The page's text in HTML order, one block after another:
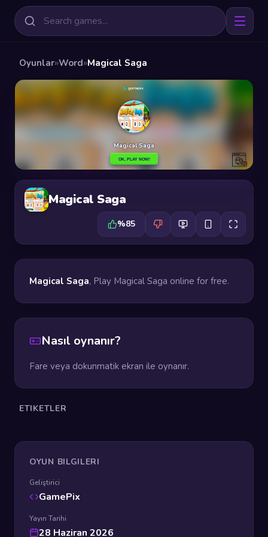
Oyunlar»Word»Magical Saga
Magical Saga
%85
Magical Saga, Play Magical Saga online for free.
Nasıl oynanır?
Fare veya dokunmatik ekran ile oynanır.
ETIKETLER
OYUN BILGILERI
Geliştirici
GamePix
Yayın Tarihi
28 Haziran 2026